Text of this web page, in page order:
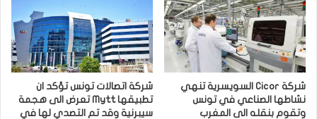
شركة Cicor السويسرية تنهي
نشاطها الصناعي في تونس
وتقوم بنقله الى المغرب
شركة اتصالات تونس تؤكد ان
تطبيقها Mytt تعرض الى هجمة
سيبرنية وقد تم التصدي لها في